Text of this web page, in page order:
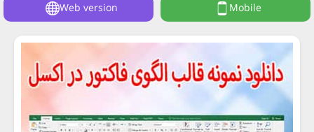
Web version Mobile